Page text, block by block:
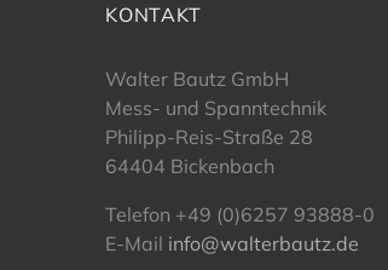
KONTAKT
Walter Bautz GmbH
Mess- und Spanntechnik
Philipp-Reis-Straße 28
64404 Bickenbach
Telefon +49 (0)6257 93888-0
E-Mail info@walterbautz.de